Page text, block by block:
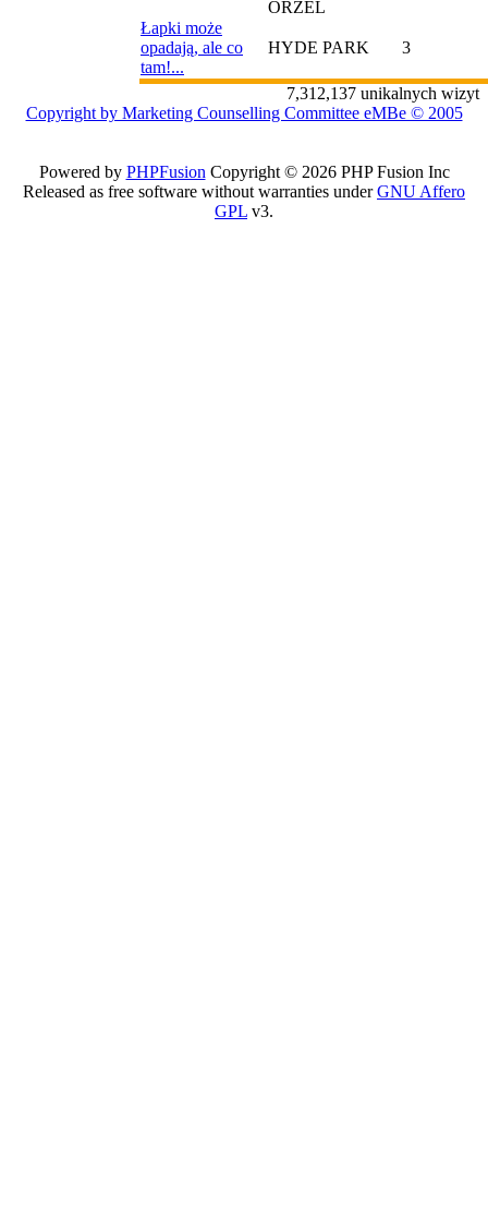
ORZEL
Łapki może
opadają, ale co
tam!...
HYDE PARK 3
7,312,137 unikalnych wizyt
Copyright by Marketing Counselling Committee eMBe © 2005
Powered by PHPFusion Copyright © 2026 PHP Fusion Inc
Released as free software without warranties underGNU Affero
GPL v3.